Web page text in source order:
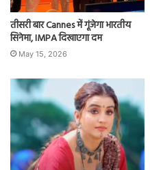
तीसरी बार Cannes में गूंजेगा भारतीय
सिनेमा, IMPA दिखाएगा दम
May 15, 2026